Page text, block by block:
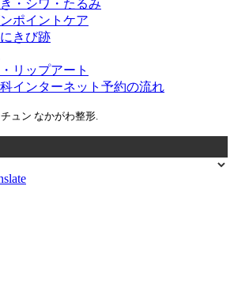
・シワ・たるみ
ポイントケア
きび跡
リップアート
インターネット予約の流れ
ュン なかがわ整形.